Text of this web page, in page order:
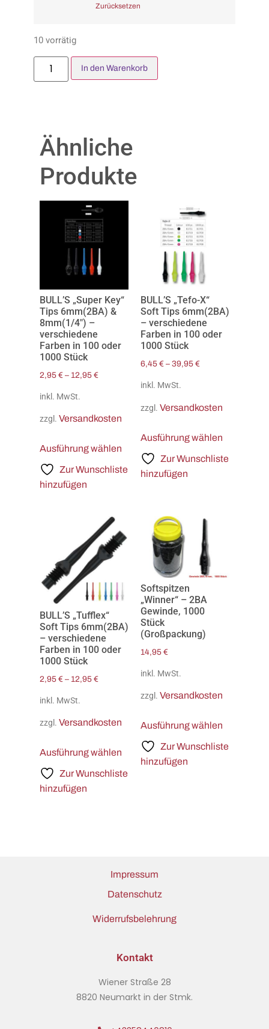
Zurücksetzen
10 vorrätig
In den Warenkorb
Ähnliche
Produkte
BULL’S „Super Key“
Tips 6mm(2BA) &
8mm(1/4″) –
verschiedene
Farben in 100 oder
1000 Stück
2,95 € – 12,95 €
inkl. MwSt.
zzgl. Versandkosten
Ausführung wählen
Zur Wunschliste
hinzufügen
BULL’S „Tefo-X“
Soft Tips 6mm(2BA)
– verschiedene
Farben in 100 oder
1000 Stück
6,45 € – 39,95 €
inkl. MwSt.
zzgl. Versandkosten
Ausführung wählen
Zur Wunschliste
hinzufügen
BULL’S „Tufflex“
Soft Tips 6mm(2BA)
– verschiedene
Farben in 100 oder
1000 Stück
2,95 € – 12,95 €
inkl. MwSt.
zzgl. Versandkosten
Ausführung wählen
Zur Wunschliste
hinzufügen
Softspitzen
„Winner“ – 2BA
Gewinde, 1000
Stück
(Großpackung)
14,95 €
inkl. MwSt.
zzgl. Versandkosten
Ausführung wählen
Zur Wunschliste
hinzufügen
Impressum
Datenschutz
Widerrufsbelehrung
Kontakt
Wiener Straße 28
8820 Neumarkt in der Stmk.